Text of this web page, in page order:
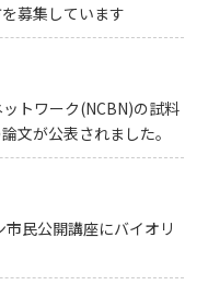
募集しています
トワーク(NCBN)の試料
文が公表されました。
民公開講座にバイオリ